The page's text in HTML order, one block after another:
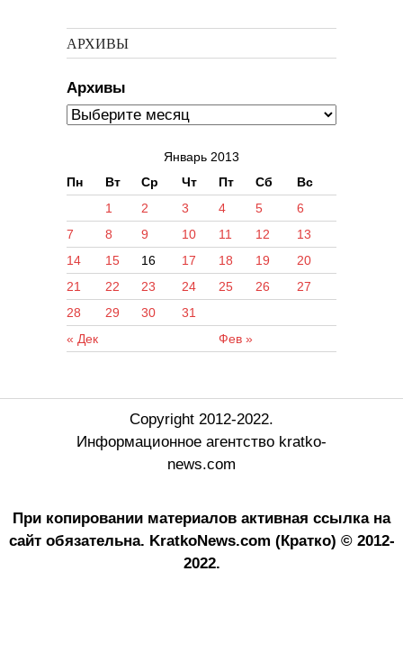
АРХИВЫ
Архивы
Январь 2013
Пн
Вт Ср Чт Пт Сб Вс
« Дек Фев »
1 2 3 4 5
6
7
8 9 10 11 12
13
14
15 16 17 18 19
20
21
22 23 24 25 26
27
28
29 30 31
Copyright 2012-2022.
Информационное агентство kratko-
news.com
При копировании материалов активная ссылка на
сайт обязательна. KratkoNews.com (Кратко) © 2012-
2022.